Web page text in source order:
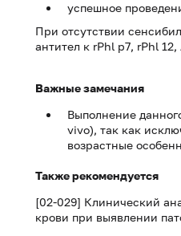
успешное
При отсутствии
антител к rPhl p7, rPhl
Важные замечания
Выполнение
vivo), так как
возрастные
Также рекомендуется
[02-029] Клинический
крови при выявлении